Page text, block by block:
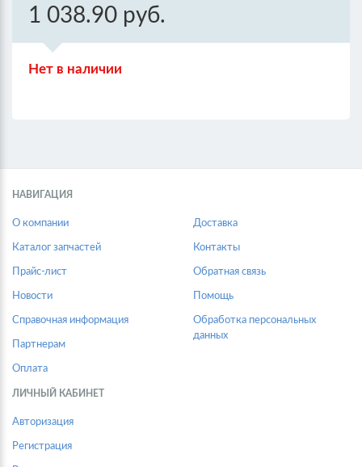
1 038.90 руб.
Нет в наличии
НАВИГАЦИЯ
О компании
Каталог запчастей
Прайс-лист
Новости
Справочная информация
Партнерам
Оплата
Доставка
Контакты
Обратная связь
Помощь
Обработка персональных
данных
ЛИЧНЫЙ КАБИНЕТ
Авторизация
Регистрация